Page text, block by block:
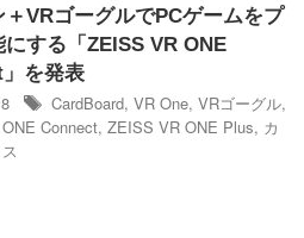
＋VRゴーグルでPCゲームをプ
にする「ZEISS VR ONE
を発表
CardBoard, VR One, VRゴーグル,
Connect, ZEISS VR ONE Plus, カ